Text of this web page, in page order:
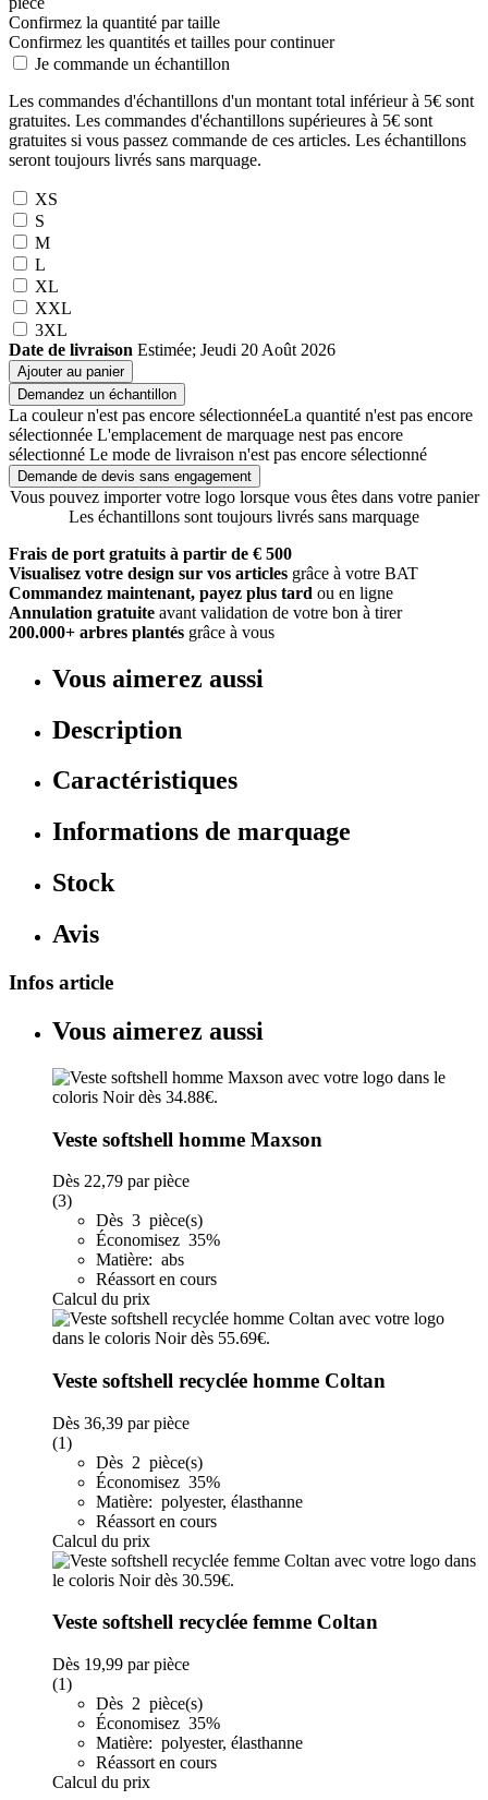
Confirmez la quantité par taille
Confirmez les quantités et tailles pour continuer
Je commande un échantillon
Les commandes d'échantillons d'un montant total inférieur à 5€ sont
gratuites. Les commandes d'échantillons supérieures à 5€ sont
gratuites si vous passez commande de ces articles. Les échantillons
seront toujours livrés sans marquage.
XS
S
M
L
XL
XXL
3XL
Date de livraison Estimée; Jeudi 20 Août 2026
Ajouter au panier
Demandez un échantillon
La couleur n'est pas encore sélectionnéeLa quantité n'est pas encore
sélectionnée L'emplacement de marquage nest pas encore
sélectionné Le mode de livraison n'est pas encore sélectionné
Demande de devis sans engagement
Vous pouvez importer votre logo lorsque vous êtes dans votre panier
Les échantillons sont toujours livrés sans marquage
Frais de port gratuits à partir de € 500
Visualisez votre design sur vos articles grâce à votre BAT
Commandez maintenant, payez plus tard ou en ligne
Annulation gratuite avant validation de votre bon à tirer
200.000+ arbres plantés grâce à vous
Vous aimerez aussi
Description
Caractéristiques
Informations de marquage
Stock
Avis
Infos article
Vous aimerez aussi
Veste softshell homme Maxson
Dès 22,79 par pièce
(3)
Dès 3 pièce(s)
Économisez 35%
Matière: abs
Réassort en cours
Calcul du prix
Veste softshell recyclée homme Coltan
Dès 36,39 par pièce
(1)
Dès 2 pièce(s)
Économisez 35%
Matière: polyester, élasthanne
Réassort en cours
Calcul du prix
Veste softshell recyclée femme Coltan
Dès 19,99 par pièce
(1)
Dès 2 pièce(s)
Économisez 35%
Matière: polyester, élasthanne
Réassort en cours
Calcul du prix